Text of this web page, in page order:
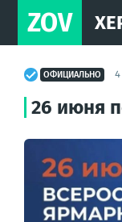
ZOV
ОФИЦИАЛЬНО
26 июня